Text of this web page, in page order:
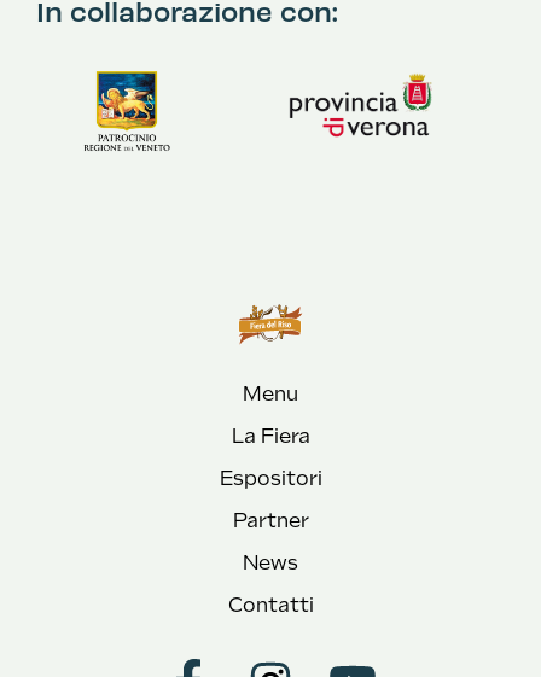
In collaborazione con:
Menu
La Fiera
Espositori
Partner
News
Contatti